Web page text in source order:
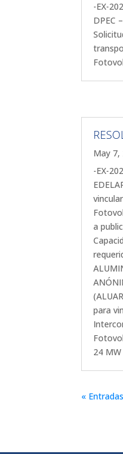
-EX-
DPEC
May 7,
-EX-
a
para
24 MW
«